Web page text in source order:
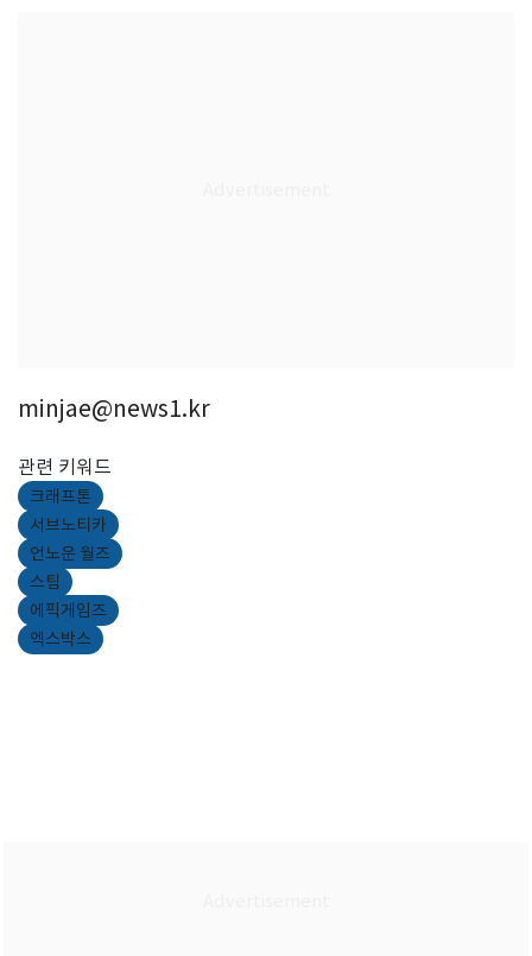
minjae@news1.kr
관련 키워드
크래프톤
서브노티카
언노운 월즈
스팀
에픽게임즈
엑스박스